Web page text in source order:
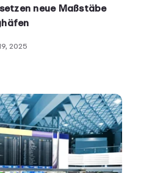
neue Maßstäbe
2025